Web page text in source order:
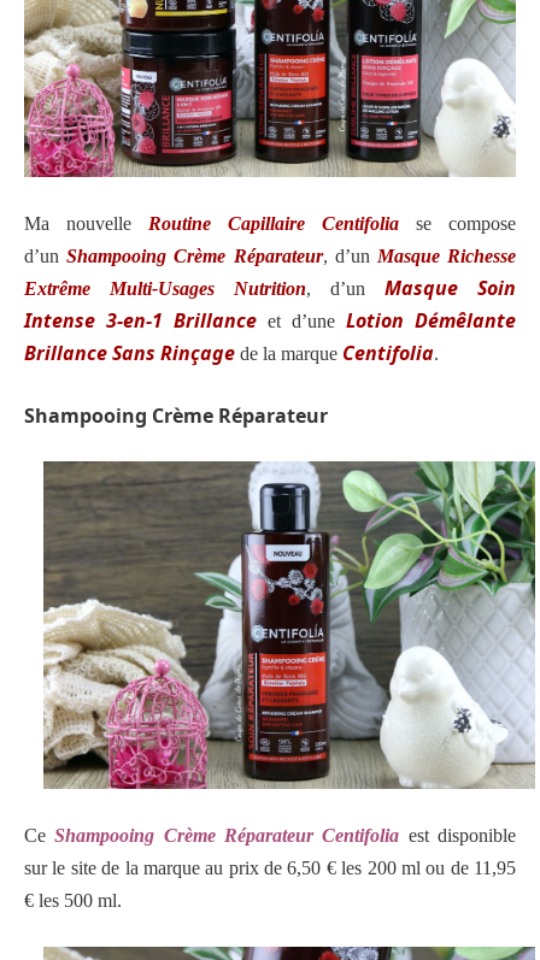
Ma nouvelle Routine Capillaire Centifolia se compose
d’unShampooing Crème Réparateur, d’un Masque Richesse
Extrême Multi-Usages Nutrition, d’un
Masque Soin
Intense 3-en-1 Brillance et d’une Lotion Démêlante
Brillance Sans Rinçage de la marque Centifolia.
Shampooing Crème Réparateur
CeShampooing Crème Réparateur Centifolia est disponible
sur le site de la marque au prix de 6,50 € les 200 ml ou de 11,95
€ les 500 ml.